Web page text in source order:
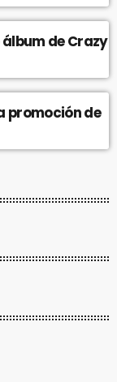
de Crazy
promoción de